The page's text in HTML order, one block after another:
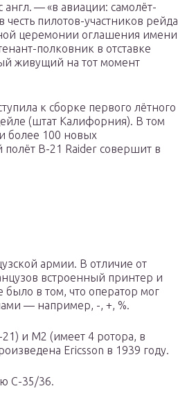
англ. — «в авиации: самолёт-
пилотов-участников рейда
церемонии оглашения имени
полковник в отставке
живущий на тот момент
к сборке первого лётного
(штат Калифорния). В том
более 100 новых
B-21 Raider совершит в
армии. В отличие от
встроенный принтер и
в том, что оператор мог
— например, -, +, %.
и М2 (имеет 4 ротора, в
Ericsson в 1939 году.
С-35/36.